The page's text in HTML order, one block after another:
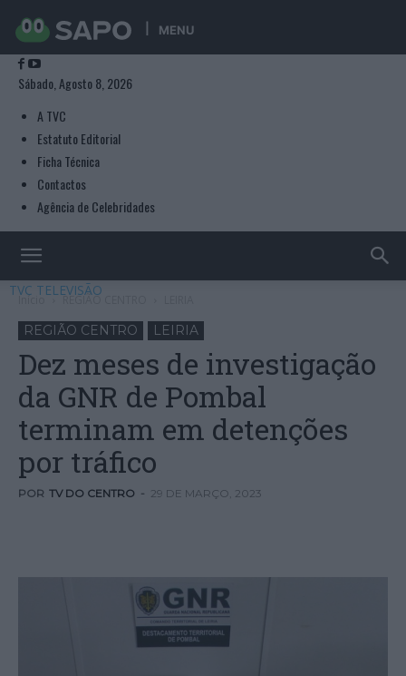
MENU
Sábado, Agosto 8, 2026
A TVC
Estatuto Editorial
Ficha Técnica
Contactos
Agência de Celebridades
TVC TELEVISÃO
Início REGIÃO CENTRO
REGIÃO CENTRO LEIRIA
Dez meses de investigação
da GNR de Pombal
terminam em detenções
por tráfico
POR TV DO CENTRO - 29 DE MARÇO, 2023